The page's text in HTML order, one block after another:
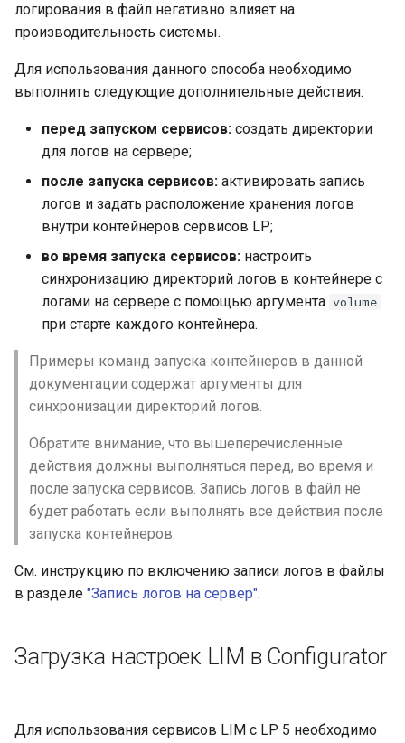
логирования в файл негативно влияет на
производительность системы.
Для использования данного способа необходимо
выполнить следующие дополнительные действия:
перед запуском сервисов: создать директории
для логов на сервере;
после запуска сервисов: активировать запись
логов и задать расположение хранения логов
внутри контейнеров сервисов LP;
во время запуска сервисов: настроить
синхронизацию директорий логов в контейнере с
логами на сервере с помощью аргумента volume
при старте каждого контейнера.
Примеры команд запуска контейнеров в данной
документации содержат аргументы для
синхронизации директорий логов.
Обратите внимание, что вышеперечисленные
действия должны выполняться перед, во время и
после запуска сервисов. Запись логов в файл не
будет работать если выполнять все действия после
запуска контейнеров.
См. инструкцию по включению записи логов в файлы
в разделе "Запись логов на сервер".
Загрузка настроек LIM в Configurator
Для использования сервисов LIM с LP 5 необходимо